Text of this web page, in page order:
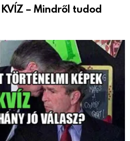
– Mindről tudod